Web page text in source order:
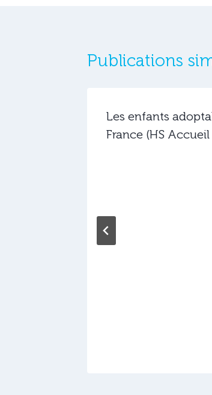
Publications
Les enfants
France (HS Accueil